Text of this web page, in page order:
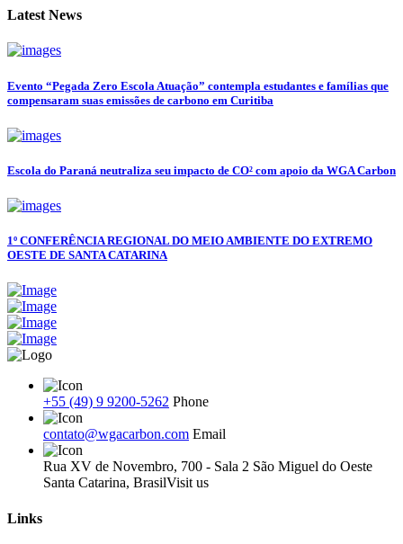
Latest News
Evento “Pegada Zero Escola Atuação” contempla estudantes e famílias que
compensaram suas emissões de carbono em Curitiba
Escola do Paraná neutraliza seu impacto de CO² com apoio da WGA Carbon
1º CONFERÊNCIA REGIONAL DO MEIO AMBIENTE DO EXTREMO
OESTE DE SANTA CATARINA
+55 (49) 9 9200-5262 Phone
contato@wgacarbon.com Email
Rua XV de Novembro, 700 - Sala 2 São Miguel do Oeste
Santa Catarina, BrasilVisit us
Links